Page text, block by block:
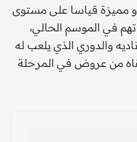
مميزة قياسا على مستوى
في الموسم الحالي،
والدوري الذي يلعب له
من عروض في المرحلة